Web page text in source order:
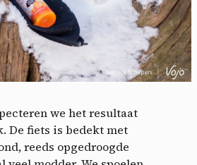
we het resultaat
De fiets is bedekt met
reeds opgedroogde